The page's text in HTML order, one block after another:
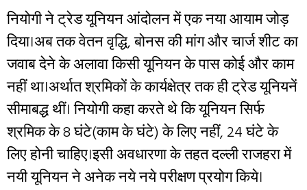
नियोगी ने ट्रेड यूनियन आंदोलन में एक नया आयाम जोड़
दिया।अब तक वेतन वृद्धि, बोनस की मांग और चार्ज शीट का
जवाब देने के अलावा किसी यूनियन के पास कोई और काम
नहीं था।अर्थात श्रमिकों के कार्यक्षेत्र तक ही ट्रेड यूनियनें
सीमाबद्ध थीं। नियोगी कहा करते थे कि यूनियन सिर्फ
श्रमिक के 8 घंटे(काम के घंटे) के लिए नहीं, 24 घंटे के
लिए होनी चाहिए।इसी अवधारणा के तहत दल्ली राजहरा में
नयी यूनियन ने अनेक नये नये परीक्षण प्रयोग किये।